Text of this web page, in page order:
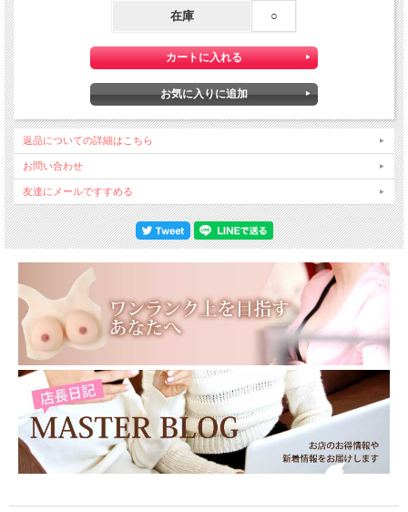
・安心の品質・サービス低価格を実現。たゆまぬ自社開発による豊富な種類で非常
に高い評価を頂いております。
在庫 ○
返品についての詳細はこちら
お問い合わせ
友達にメールですすめる